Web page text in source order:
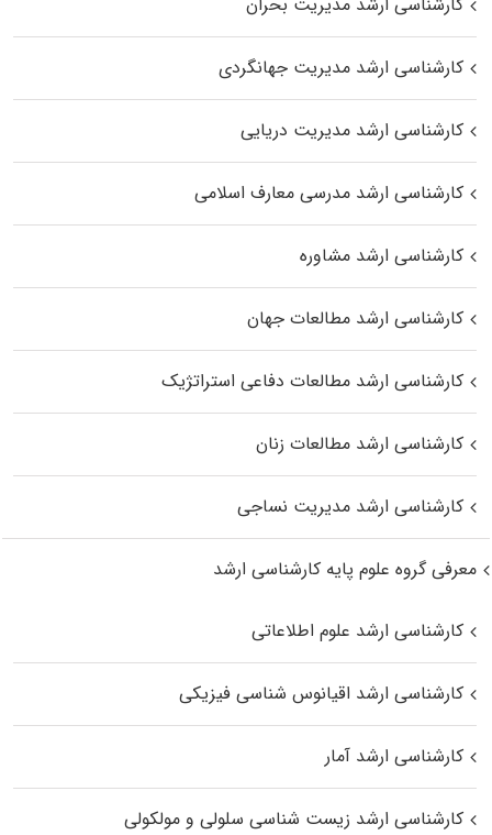
کارشناسی ارشد مدیریت جهانگردی
کارشناسی ارشد مدیریت دریایی
کارشناسی ارشد مدرسی معارف اسلامی
کارشناسی ارشد مشاوره
کارشناسی ارشد مطالعات جهان
کارشناسی ارشد مطالعات دفاعی استراتژیک
کارشناسی ارشد مطالعات زنان
کارشناسی ارشد مدیریت نساجی
معرفی گروه علوم پایه کارشناسی ارشد
کارشناسی ارشد علوم اطلاعاتی
کارشناسی ارشد اقیانوس‌ شناسی فیزیکی
کارشناسی ارشد آمار
کارشناسی ارشد زیست شناسی سلولی و مولکولی